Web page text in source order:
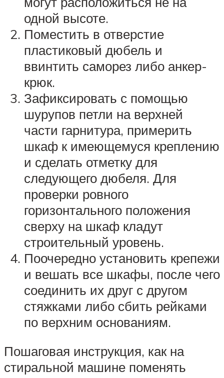
одной высоте.
Поместить в отверстие
пластиковый дюбель и
ввинтить саморез либо анкер-
крюк.
Зафиксировать с помощью
шурупов петли на верхней
части гарнитура, примерить
шкаф к имеющемуся креплению
и сделать отметку для
следующего дюбеля. Для
проверки ровного
горизонтального положения
сверху на шкаф кладут
строительный уровень.
Поочередно установить крепежи
и вешать все шкафы, после чего
соединить их друг с другом
стяжками либо сбить рейками
по верхним основаниям.
Пошаговая инструкция, как на
стиральной машине поменять